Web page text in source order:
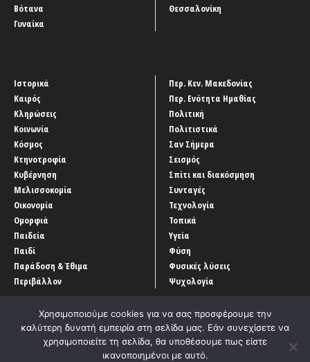
Βότανα
Γυναίκα
Θεσσαλονίκη
Ιστορικά
Καιρός
Κληρώσεις
Κοινωνία
Κόσμος
Κτηνοτροφία
Κυβέρνηση
Μελισσοκομία
Οικονομία
Ομορφιά
Παιδεία
Παιδί
Παράδοση & Έθιμα
Περιβάλλον
Περ. Κεν. Μακεδονίας
Περ. Ενότητα Ημαθίας
Πολιτική
Πολιτιστικά
Σαν Σήμερα
Σεισμός
Σπίτι και διακόσμηση
Συνταγές
Τεχνολογία
Τοπικά
Υγεία
Φύση
Φυσικές λύσεις
Ψυχολογία
‘Οροι χρήσης Αρχείο Άρθρων
Χρησιμοποιούμε cookies για να σας προσφέρουμε την
καλύτερη δυνατή εμπειρία στη σελίδα μας. Εάν συνεχίσετε να
χρησιμοποιείτε τη σελίδα, θα υποθέσουμε πως είστε
ικανοποιημένοι με αυτό.